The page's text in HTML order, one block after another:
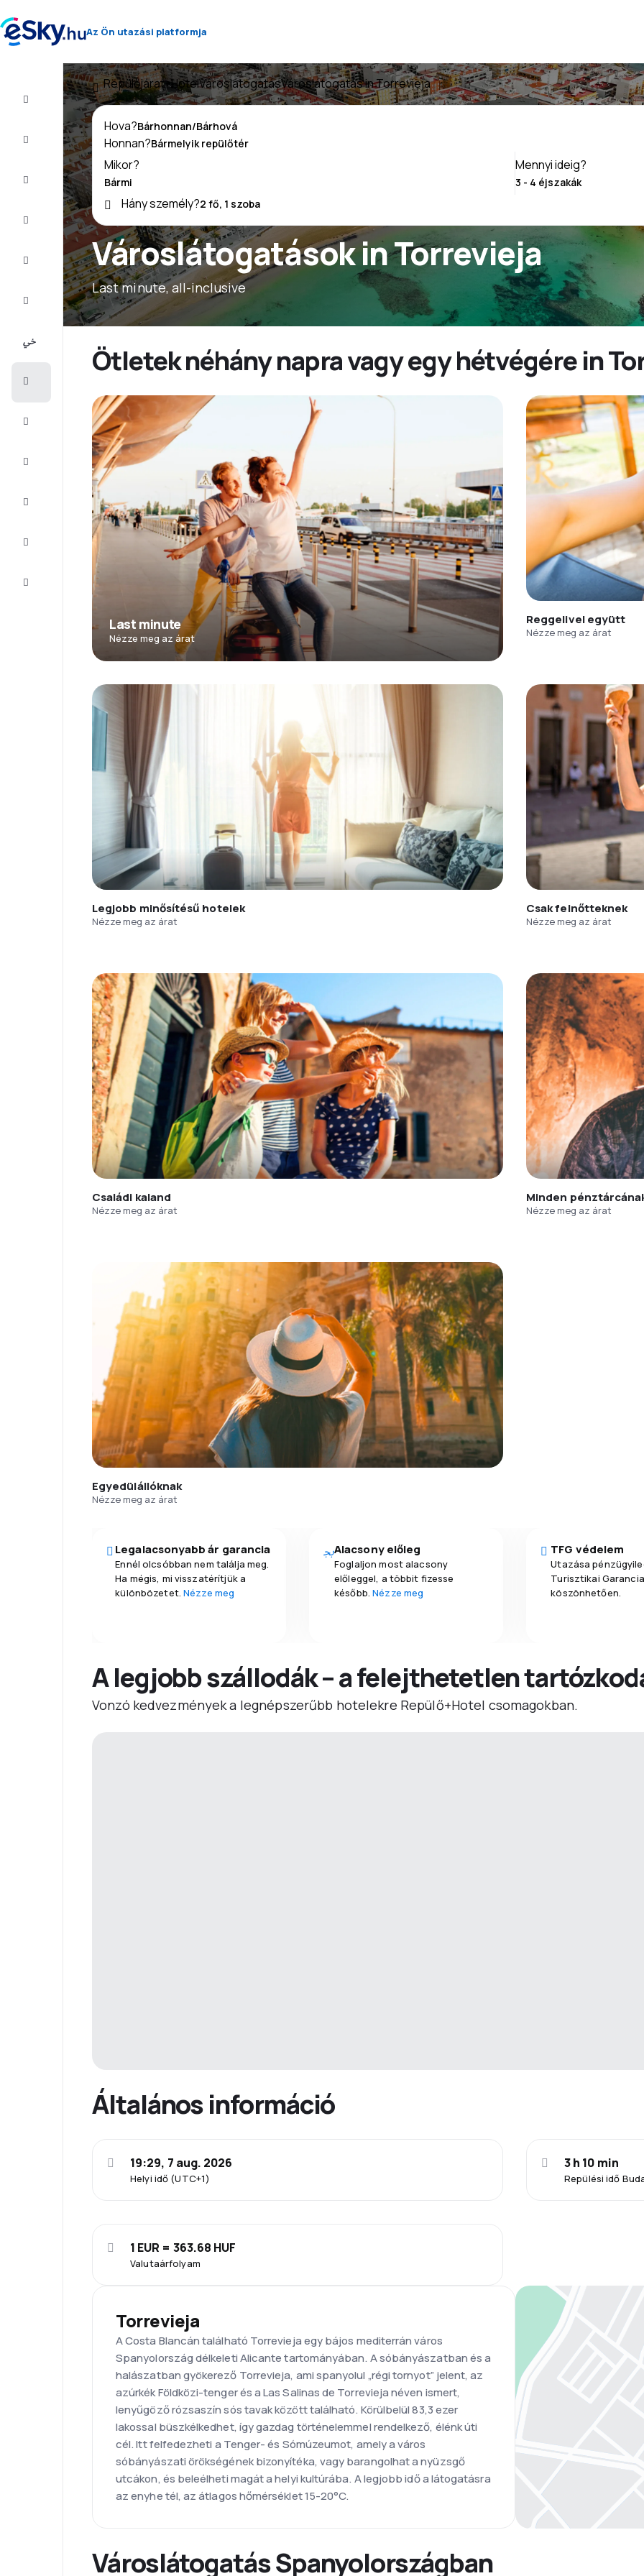
Az Ön utazási platformja
Repülő+Hotel
Repülőjegy
Nyaralás
2026/27
Ügyfélszolgálat
Repülőjárat+HotelVároslátogatásVároslátogatás in Torrevieja
Városlátogatások in Torrevieja
Last minute, all-inclusive
Hova?
Honnan?
Mikor?
Mennyi ideig?
Hány személy?
Ötletek néhány napra vagy egy hétvégére in
Last minute
Nézze meg az árat
Reggelivel együtt
Nézze meg az árat
Legjobb minősítésű hotelek
Nézze meg az árat
Csak felnőtteknek
Nézze meg az árat
Családi kaland
Nézze meg az árat
Minden
Nézze meg az árat
Egyedülállóknak
Nézze meg az árat
Legalacsonyabb ár garancia
Ennél olcsóbban nem találja meg.
Ha mégis, mi visszatérítjük a
különbözetet.Nézze meg
Alacsony előleg
Foglaljon most alacsony
előleggel, a többit fizesse
később.Nézze meg
TFG védelem
Utazása
Turisztikai
köszönhetően.
A legjobb szállodák – a felejthetetlen
Vonzó kedvezmények a legnépszerűbb hotelekre Repülő+Hotel csomagokban.
Általános információ
Helyi idő (UTC+1)
19:29, 7 aug. 2026
Repülési idő
3 h 10 min
Valutaárfolyam
1 EUR = 363.68 HUF
Torrevieja
A Costa Blancán található Torrevieja egy bájos mediterrán város
Spanyolország délkeleti Alicante tartományában. A sóbányászatban és a
halászatban gyökerező Torrevieja, ami spanyolul „régi tornyot” jelent, az
azúrkék Földközi-tenger és a Las Salinas de Torrevieja néven ismert,
lenyűgöző rózsaszín sós tavak között található. Körülbelül 83,3 ezer
lakossal büszkélkedhet, így gazdag történelemmel rendelkező, élénk úti
cél. Itt felfedezheti a Tenger- és Sómúzeumot, amely a város
sóbányászati örökségének bizonyítéka, vagy barangolhat a nyüzsgő
utcákon, és beleélheti magát a helyi kultúrába. A legjobb idő a látogatásra
az enyhe tél, az átlagos hőmérséklet 15-20°C.
Városlátogatás Spanyolországban